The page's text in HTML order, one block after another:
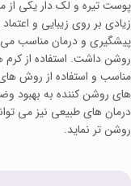
پوست تیره و لک‌ دار یکی از
زیادی بر روی زیبایی و
پیشگیری و درمان مناسب
روشن داشت. استفاده از
مناسب و استفاده از روش‌ های
های روشن‌ کننده به بهبود
درمان‌ های طبیعی نیز می‌
روشن‌ تر نماید.